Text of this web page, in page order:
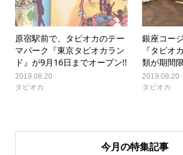
原宿駅前で、タピオカのテー
マパーク『東京タピオカラン
ド』が9月16日までオープン!!
2019.08.20
タピオカ
銀座コー
『タピオ
類が期間
2019.08.20
タピオカ
今月の特集記事